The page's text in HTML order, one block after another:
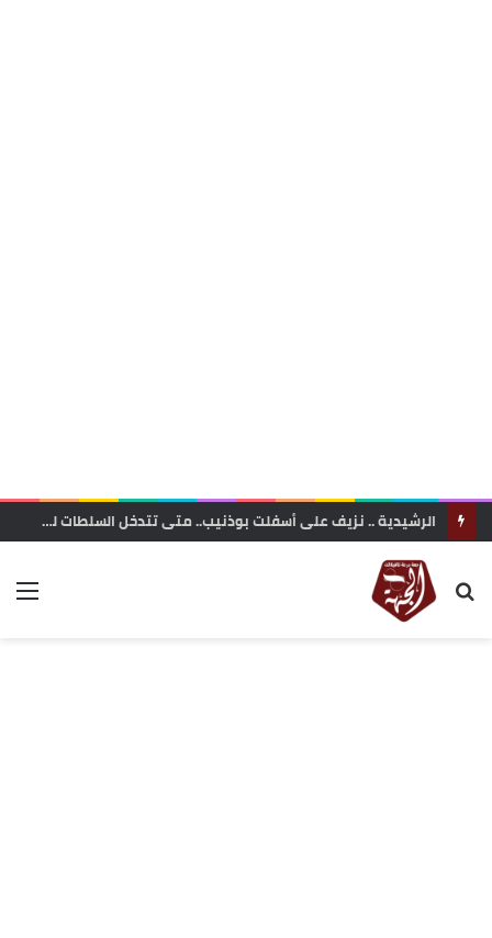
الرشيدية .. نزيف على أسفلت بوذنيب.. متى تتدخل السلطات لوقف حوادث السير ؟